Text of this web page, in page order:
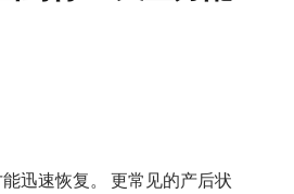
迅速恢复。 更常见的产后状